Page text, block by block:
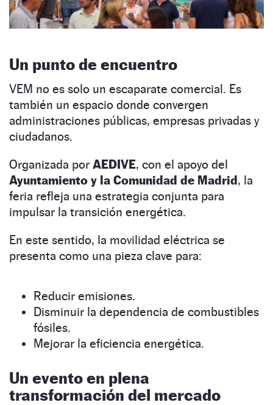
Un punto de encuentro
VEM no es solo un escaparate comercial. Es
también un espacio donde convergen
administraciones públicas, empresas privadas y
ciudadanos.
Organizada por AEDIVE, con el apoyo del
Ayuntamiento y la Comunidad de Madrid, la
feria refleja una estrategia conjunta para
impulsar la transición energética.
En este sentido, la movilidad eléctrica se
presenta como una pieza clave para:
Reducir emisiones.
Disminuir la dependencia de combustibles
fósiles.
Mejorar la eficiencia energética.
Un evento en plena
transformación del mercado